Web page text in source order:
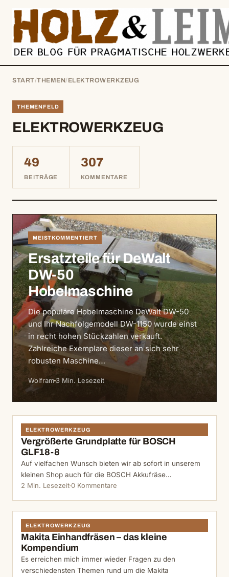
springen
START/THEMEN/ELEKTROWERKZEUG
THEMENFELD
ELEKTROWERKZEUG
49
BEITRÄGE
307
KOMMENTARE
MEISTKOMMENTIERT
Ersatzteile für DeWalt
DW-50
Hobelmaschine
Die populäre Hobelmaschine DeWalt DW-50
und Ihr Nachfolgemodell DW-1150 wurde einst
in recht hohen Stückzahlen verkauft.
Zahlreiche Exemplare dieser an sich sehr
robusten Maschine…
Wolfram 3 Min. Lesezeit
ELEKTROWERKZEUG
Vergrößerte Grundplatte für BOSCH
GLF18-8
Auf vielfachen Wunsch bieten wir ab sofort in unserem
kleinen Shop auch für die BOSCH Akkufräse…
2 Min. Lesezeit0 Kommentare
ELEKTROWERKZEUG
Makita Einhandfräsen – das kleine
Kompendium
Es erreichen mich immer wieder Fragen zu den
verschiedensten Themen rund um die Makita